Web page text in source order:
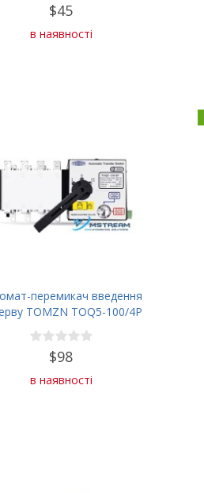
$45
в наявності
перемикач введення
TOMZN TOQ5-100/4P
$98
в наявності